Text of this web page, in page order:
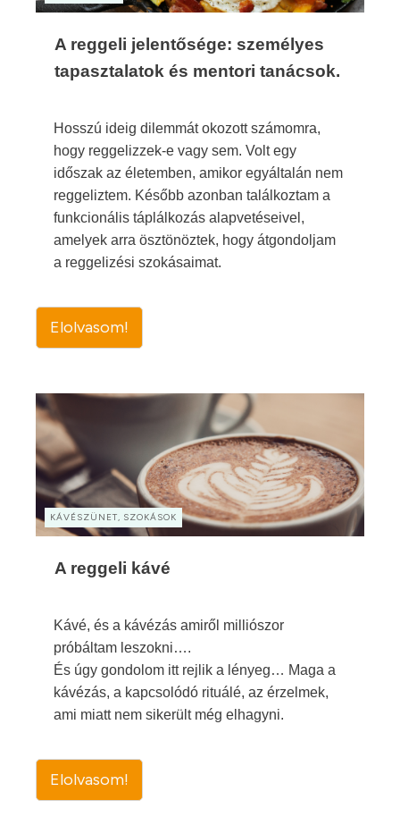
A reggeli jelentősége: személyes
tapasztalatok és mentori tanácsok.
Hosszú ideig dilemmát okozott számomra,
hogy reggelizzek-e vagy sem. Volt egy
időszak az életemben, amikor egyáltalán nem
reggeliztem. Később azonban találkoztam a
funkcionális táplálkozás alapvetéseivel,
amelyek arra ösztönöztek, hogy átgondoljam
a reggelizési szokásaimat.
Elolvasom!
KÁVÉSZÜNET, SZOKÁSOK
A reggeli kávé
Kávé, és a kávézás amiről milliószor
próbáltam leszokni….
És úgy gondolom itt rejlik a lényeg… Maga a
kávézás, a kapcsolódó rituálé, az érzelmek,
ami miatt nem sikerült még elhagyni.
Elolvasom!